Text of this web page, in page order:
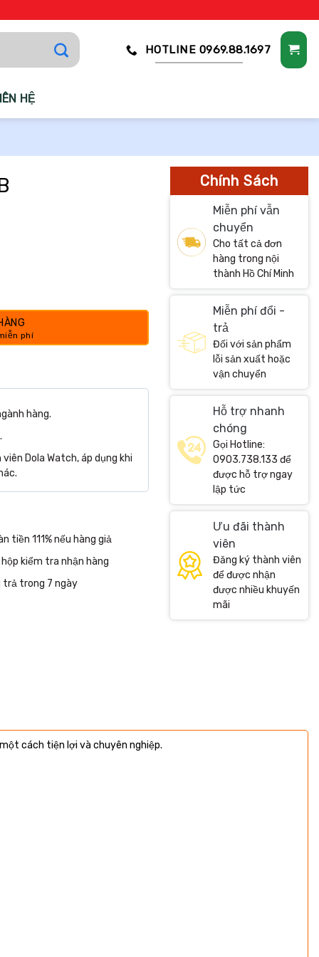
HOTLINE 0969.88.1697
HỆ
hàng.
Dola Watch, áp dụng khi
tiền 111% nếu hàng giả
hộp kiểm tra nhận hàng
trả trong 7 ngày
Chính Sách
Miễn phí vẫn
chuyển
Cho tất cả đơn
hàng trong nội
thành Hồ Chí Minh
Miễn phí đổi -
trả
Đối với sản phẩm
lỗi sản xuất hoặc
vận chuyển
Hỗ trợ nhanh
chóng
Gọi Hotline:
0903.738.133 để
được hỗ trợ ngay
lập tức
Ưu đãi thành
viên
Đăng ký thành viên
để được nhận
được nhiều khuyến
mãi
cách tiện lợi và chuyên nghiệp.